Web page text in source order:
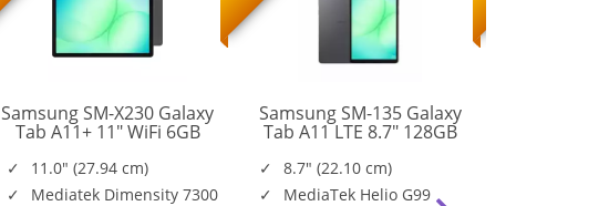
Samsung SM-X230 Galaxy
Tab A11+ 11" WiFi 6GB
X230NZAREUE
11.0" (27.94 cm)
Mediatek Dimensity 7300
Samsung SM-135 Galaxy
Tab A11 LTE 8.7" 128GB
X135FZAEEUE
8.7" (22.10 cm)
MediaTek Helio G99